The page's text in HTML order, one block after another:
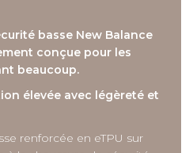
basse New Balance
conçue pour les
beaucoup.
élevée avec légèreté et
renforcée en eTPU sur